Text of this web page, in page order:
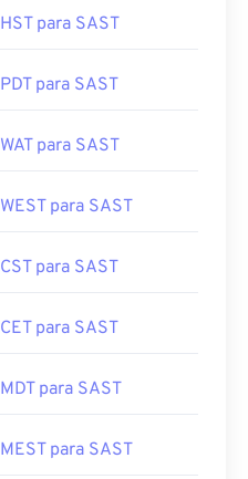
HST para SAST
PDT para SAST
WAT para SAST
WEST para SAST
CST para SAST
CET para SAST
MDT para SAST
MEST para SAST